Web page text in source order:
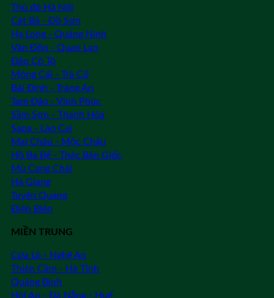
Thủ đô Hà Nội
Cát Bà - Đồ Sơn
Hạ Long - Quảng Ninh
Vân Đồn - Quan Lạn
Đảo Cô Tô
Móng Cái - Trà Cổ
Bái Đính - Tràng An
Tam Đảo - Vĩnh Phúc
Sầm Sơn - Thanh Hóa
Sapa - Lào Cai
Mai Châu - Mộc Châu
Hồ Ba Bể - Thác Bản Giốc
Mù Cang Chải
Hà Giang
Tuyên Quang
Điện Biên
MIỀN TRUNG
Cửa Lò - Nghệ An
Thiên Cầm - Hà Tĩnh
Quảng Bình
Hội An - Đà Nẵng - Huế